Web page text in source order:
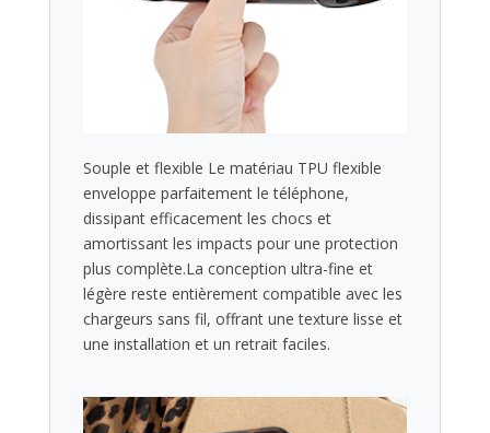
Souple et flexible Le matériau TPU flexible
enveloppe parfaitement le téléphone,
dissipant efficacement les chocs et
amortissant les impacts pour une protection
plus complète.La conception ultra-fine et
légère reste entièrement compatible avec les
chargeurs sans fil, offrant une texture lisse et
une installation et un retrait faciles.